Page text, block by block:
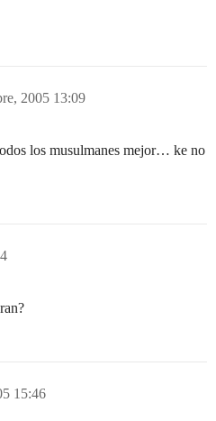
2005 13:09
los musulmanes mejor… ke no
15:46